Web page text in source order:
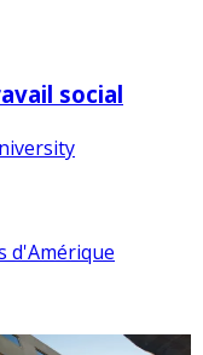
social
d'Amérique